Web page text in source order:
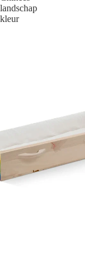
landschap
kleur